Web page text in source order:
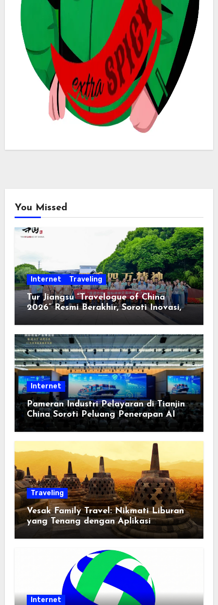
You Missed
Internet Traveling
Tur Jiangsu “Travelogue of China
2026” Resmi Berakhir, Soroti Inovasi,
Keterbukaan, dan Pembangunan
Berorientasi pada Masyarakat
Internet
Pameran Industri Pelayaran di Tianjin
China Soroti Peluang Penerapan AI
Traveling
Vesak Family Travel: Nikmati Liburan
yang Tenang dengan Aplikasi
Pemindai PDF
Internet